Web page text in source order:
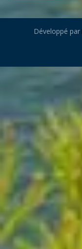
Développé par